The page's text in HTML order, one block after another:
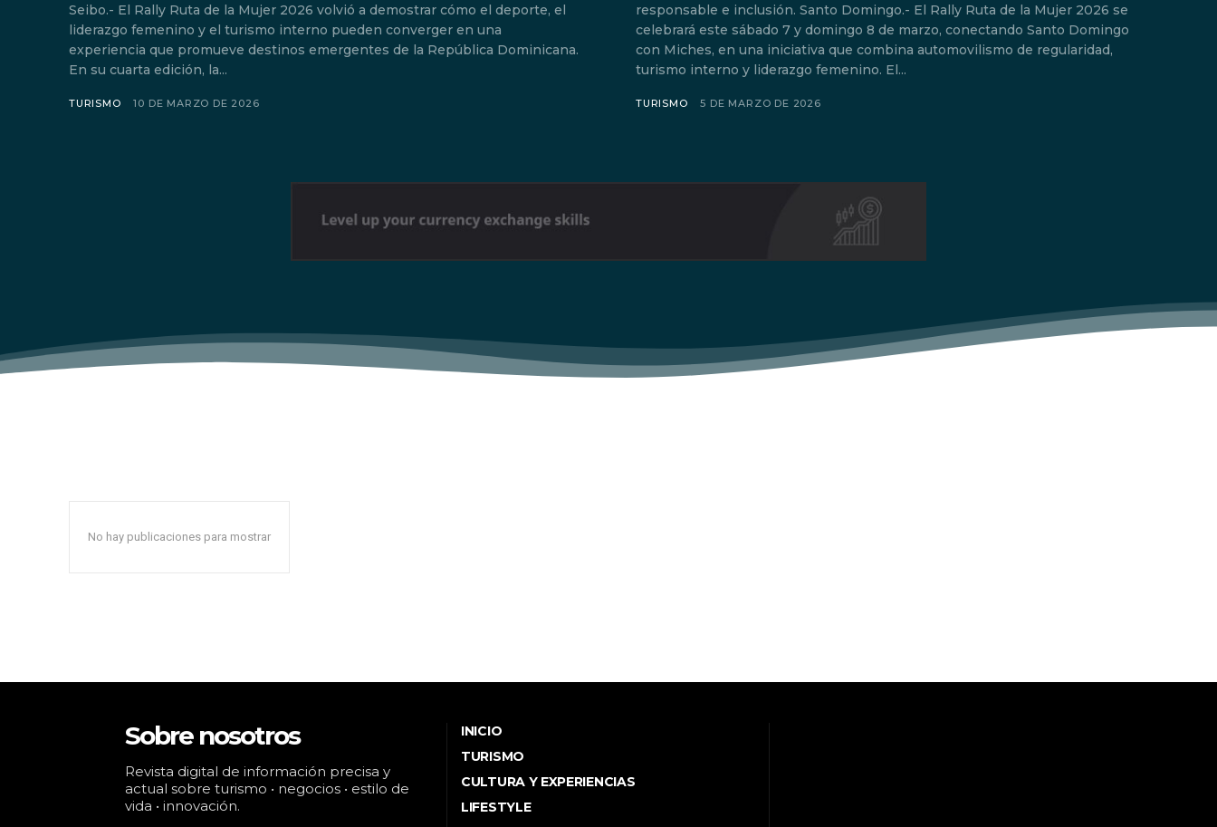
Don't miss out!
Sing up for our newsletter to stay in the loop.
Seibo.- El Rally Ruta de la Mujer 2026 volvió a demostrar cómo el deporte, el
liderazgo femenino y el turismo interno pueden converger en una
experiencia que promueve destinos emergentes de la República Dominicana.
En su cuarta edición, la...
TURISMO 10 DE MARZO DE 2026
responsable e inclusión. Santo Domingo.- El Rally Ruta de la Mujer 2026 se
celebrará este sábado 7 y domingo 8 de marzo, conectando Santo Domingo
con Miches, en una iniciativa que combina automovilismo de regularidad,
turismo interno y liderazgo femenino. El...
TURISMO 5 DE MARZO DE 2026
No hay publicaciones para mostrar
Sobre nosotros
Revista digital de información precisa y
actual sobre turismo • negocios • estilo de
vida • innovación.
INICIO
TURISMO
CULTURA Y EXPERIENCIAS
LIFESTYLE